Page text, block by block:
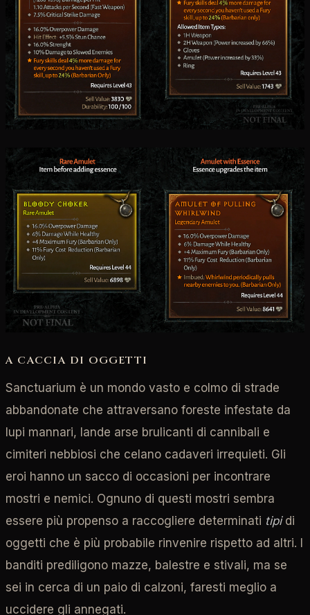
A CACCIA DI OGGETTI
Sanctuarium è un mondo vasto e colmo di strade
abbandonate che attraversano foreste infestate da
lupi mannari, lande arse brulicanti di cannibali e
cimiteri nebbiosi che celano cadaveri irrequieti. Gli
eroi hanno un sacco di occasioni per incontrare
mostri e nemici. Ognuno di questi mostri sembra
essere più propenso a raccogliere determinati tipidi
oggetti che è più probabile rinvenire rispetto ad altri. I
banditi prediligono mazze, balestre e stivali, ma se
sei in cerca di un paio di calzoni, faresti meglio a
uccidere gli annegati.